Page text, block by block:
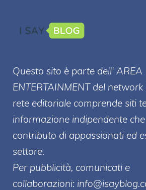
Questo sito è parte dell' AREA
ENTERTAINMENT del network
rete editoriale comprende siti
informazione indipendente
contributo di appassionati ed
settore.
Per pubblicità, comunicati e
collaborazioni: